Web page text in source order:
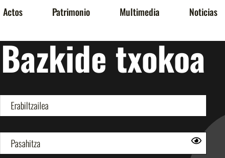
Actos Patrimonio Multimedia Noticias
Bazkide txokoa